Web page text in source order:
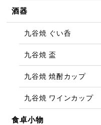
酒器
九谷焼 ぐい呑
九谷焼 盃
九谷焼 焼酎カップ
九谷焼 ワインカップ
食卓小物